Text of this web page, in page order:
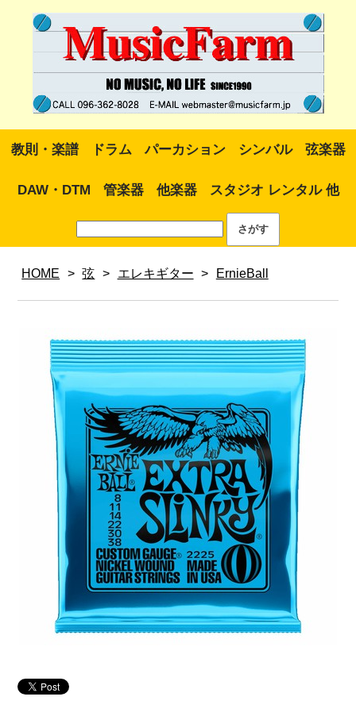
教則・楽譜 ドラム パーカション シンバル 弦楽器
DAW・DTM 管楽器 他楽器 スタジオ レンタル 他
HOME > 弦 > エレキギター > ErnieBall